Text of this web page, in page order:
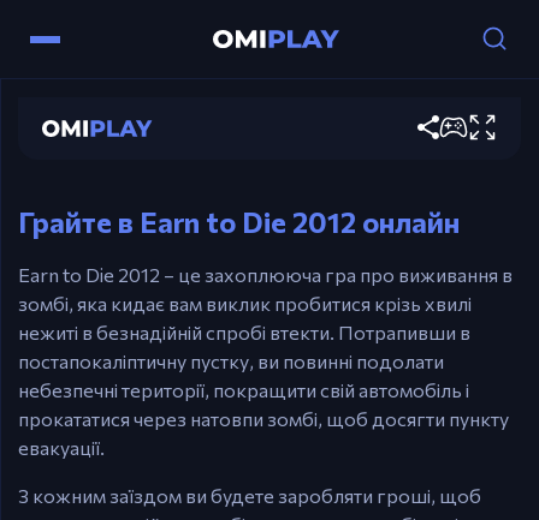
Earn to Die 2012
Ctrl / X – Буст.
Грайте в Earn to Die 2012 онлайн
Earn to Die 2012 – це захоплююча гра про виживання в
зомбі, яка кидає вам виклик пробитися крізь хвилі
нежиті в безнадійній спробі втекти. Потрапивши в
постапокаліптичну пустку, ви повинні подолати
небезпечні території, покращити свій автомобіль і
прокататися через натовпи зомбі, щоб досягти пункту
евакуації.
З кожним заїздом ви будете заробляти гроші, щоб